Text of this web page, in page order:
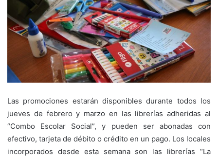
Las promociones estarán disponibles durante todos los
jueves de febrero y marzo en las librerías adheridas al
“Combo Escolar Social”, y pueden ser abonadas con
efectivo, tarjeta de débito o crédito en un pago. Los locales
incorporados desde esta semana son las librerías “La